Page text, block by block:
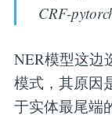
CRF-
NER模型这边
模式，其原因
于实体最尾端